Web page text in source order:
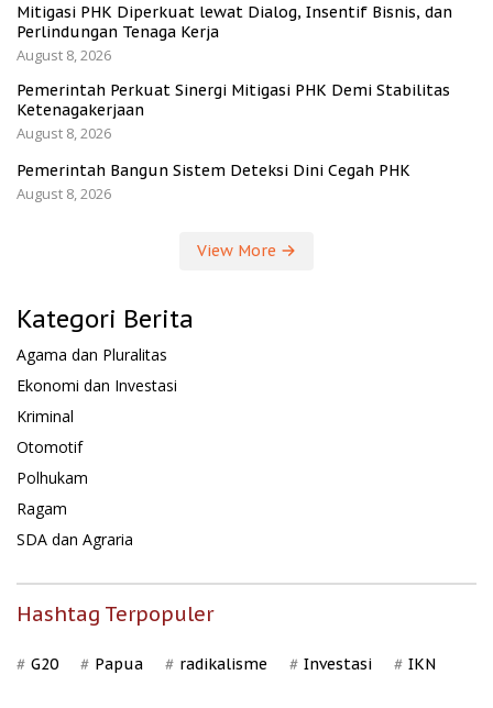
Mitigasi PHK Diperkuat lewat Dialog, Insentif Bisnis, dan
Perlindungan Tenaga Kerja
August 8, 2026
Pemerintah Perkuat Sinergi Mitigasi PHK Demi Stabilitas
Ketenagakerjaan
August 8, 2026
Pemerintah Bangun Sistem Deteksi Dini Cegah PHK
August 8, 2026
View More
Kategori Berita
Agama dan Pluralitas
Ekonomi dan Investasi
Kriminal
Otomotif
Polhukam
Ragam
SDA dan Agraria
Hashtag Terpopuler
G20 Papua radikalisme Investasi IKN